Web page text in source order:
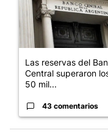
Las reservas del
Central superaron
50 mil...
43 comentarios